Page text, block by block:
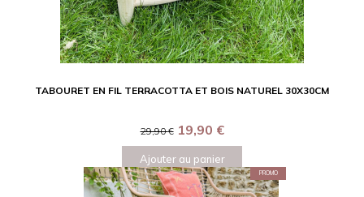
TABOURET EN FIL TERRACOTTA ET BOIS NATUREL 30X30CM
29,90€ 19,90 €
Ajouter au panier
PROMO